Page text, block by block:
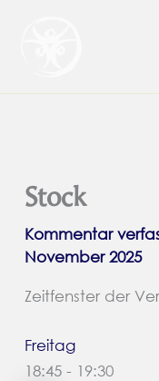
Stock
Kommentar
November 2025
Zeitfenster der
Freitag
18:45- 19:30